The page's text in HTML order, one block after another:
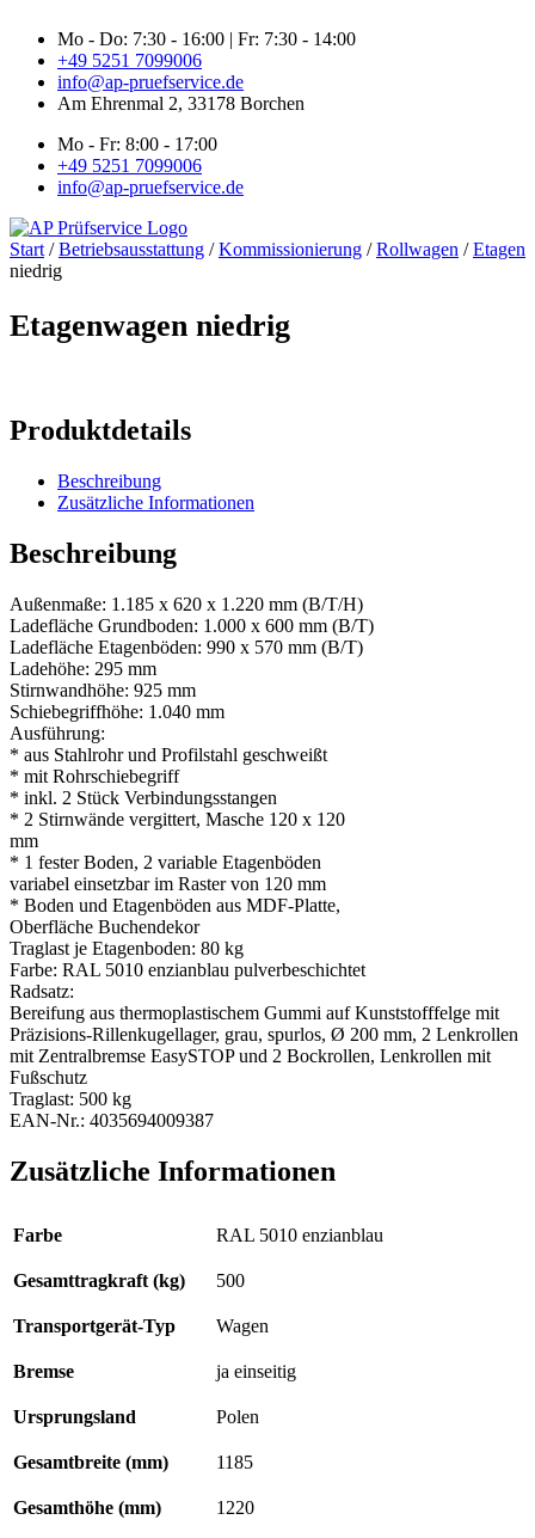
Inhalt
springen
Mo - Do: 7:30 - 16:00 | Fr: 7:30 - 14:00
+49 5251 7099006
info@ap-pruefservice.de
Am Ehrenmal 2, 33178 Borchen
Mo - Fr: 8:00 - 17:00
+49 5251 7099006
info@ap-pruefservice.de
Start /Betriebsausstattung /Kommissionierung /Rollwagen /
niedrig
Etagenwagen niedrig
Produktdetails
Beschreibung
Zusätzliche Informationen
Beschreibung
Außenmaße: 1.185 x 620 x 1.220 mm (B/T/H)
Ladefläche Grundboden: 1.000 x 600 mm (B/T)
Ladefläche Etagenböden: 990 x 570 mm (B/T)
Ladehöhe: 295 mm
Stirnwandhöhe: 925 mm
Schiebegriffhöhe: 1.040 mm
Ausführung:
* aus Stahlrohr und Profilstahl geschweißt
* mit Rohrschiebegriff
* inkl. 2 Stück Verbindungsstangen
* 2 Stirnwände vergittert, Masche 120 x 120
mm
* 1 fester Boden, 2 variable Etagenböden
variabel einsetzbar im Raster von 120 mm
* Boden und Etagenböden aus MDF-Platte,
Oberfläche Buchendekor
Traglast je Etagenboden: 80 kg
Farbe: RAL 5010 enzianblau pulverbeschichtet
Radsatz:
Bereifung aus thermoplastischem Gummi auf Kunststofffelge mit
Präzisions-Rillenkugellager, grau, spurlos, Ø 200 mm, 2 Lenkrollen
mit Zentralbremse EasySTOP und 2 Bockrollen, Lenkrollen mit
Fußschutz
Traglast: 500 kg
EAN-Nr.: 4035694009387
Zusätzliche Informationen
Farbe RAL 5010 enzianblau
Gesamttragkraft (kg) 500
Transportgerät-Typ Wagen
Bremse ja einseitig
Ursprungsland Polen
Gesamtbreite (mm) 1185
Gesamthöhe (mm) 1220